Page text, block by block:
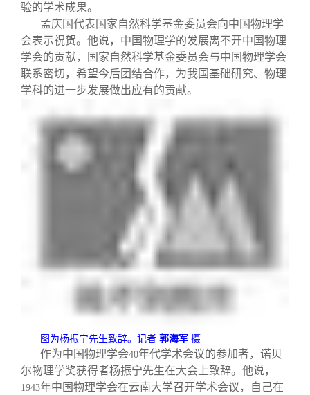
验的学术成果。
孟庆国代表国家自然科学基金委员会向中国物理学
会表示祝贺。他说，中国物理学的发展离不开中国物理
学会的贡献，国家自然科学基金委员会与中国物理学会
联系密切，希望今后团结合作，为我国基础研究、物理
学科的进一步发展做出应有的贡献。
图为杨振宁先生致辞。记者 郭海军 摄
作为中国物理学会40年代学术会议的参加者，诺贝
尔物理学奖获得者杨振宁先生在大会上致辞。他说，
1943年中国物理学会在云南大学召开学术会议，自己在